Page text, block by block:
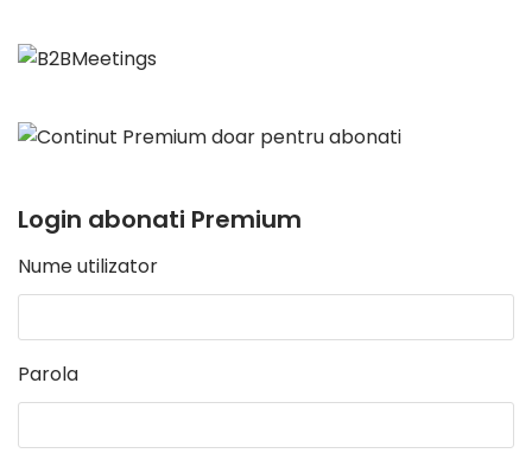
Login abonati Premium
Nume utilizator
Parola